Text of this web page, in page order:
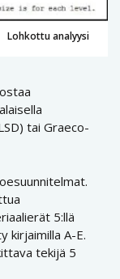
analyysi
tai Graeco-
5:llä
kirjaimilla A-E.
tekijä 5